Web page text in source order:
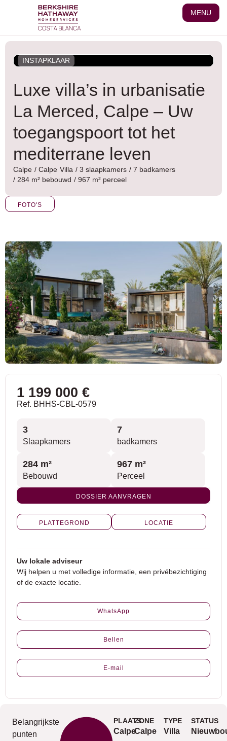
inhoud
MENU
INSTAPKLAAR
Luxe villa’s in urbanisatie
La Merced, Calpe – Uw
toegangspoort tot het
mediterrane leven
Calpe / Calpe Villa / 3 slaapkamers / 7 badkamers
/ 284 m² bebouwd / 967 m² perceel
FOTO'S
1 199 000 €
Ref. BHHS-CBL-0579
3
Slaapkamers
7
badkamers
284 m²
Bebouwd
967 m²
Perceel
DOSSIER AANVRAGEN
PLATTEGROND LOCATIE
Uw lokale adviseur
Wij helpen u met volledige informatie, een privébezichtiging
of de exacte locatie.
WhatsApp
Bellen
E-mail
Belangrijkste
punten
PLAATS
Calpe
ZONE
Calpe
TYPE
Villa
STATUS